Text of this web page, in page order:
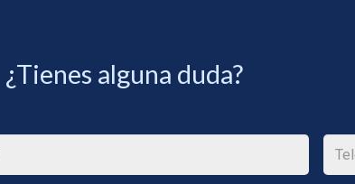
¿Tienes alguna duda?